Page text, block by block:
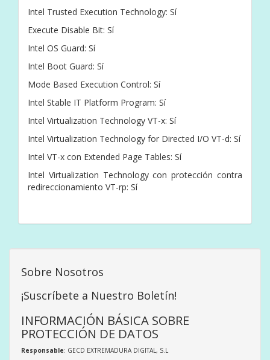
Intel Trusted Execution Technology: Sí
Execute Disable Bit: Sí
Intel OS Guard: Sí
Intel Boot Guard: Sí
Mode Based Execution Control: Sí
Intel Stable IT Platform Program: Sí
Intel Virtualization Technology VT-x: Sí
Intel Virtualization Technology for Directed I/O VT-d: Sí
Intel VT-x con Extended Page Tables: Sí
Intel Virtualization Technology con protección contra
redireccionamiento VT-rp: Sí
Sobre Nosotros
¡Suscríbete a Nuestro Boletín!
INFORMACIÓN BÁSICA SOBRE
PROTECCIÓN DE DATOS
Responsable: GECD EXTREMADURA DIGITAL, S.L